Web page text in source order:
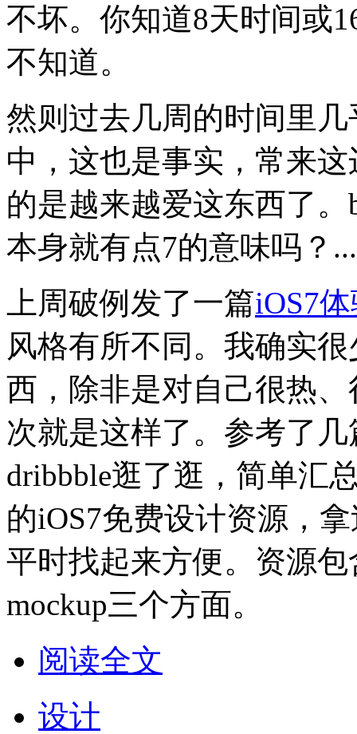
不坏。你知道8天时间或
不知道。
然则过去几周的时间里
中，这也是事实，常来
的是越来越爱这东西了
本身就有点7的意味吗？...
上周破例发了一篇iOS7
风格有所不同。我确实
西，除非是对自己很热
次就是这样了。参考了
dribbble逛了逛，简单汇
的iOS7免费设计资源，
平时找起来方便。资源
mockup三个方面。
阅读全文
设计